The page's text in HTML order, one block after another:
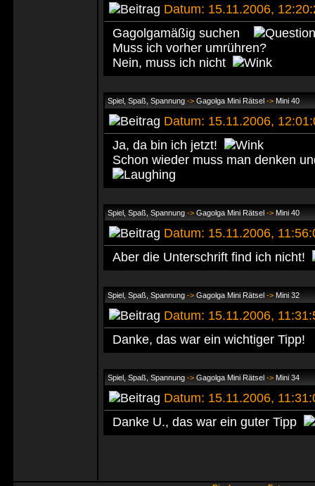
Datum: 15.11.2006,
Gagolgamäßig suchen
Muss ich vorher umrühren?
Nein, muss ich nicht
Spiel, Spaß, Spannung -> Gagolga Mini Rätsel -> Mini 40
Datum: 15.11.2006,
Ja, da bin ich jetzt!
Schon wieder muss man denken
Spiel, Spaß, Spannung -> Gagolga Mini Rätsel -> Mini 40
Datum: 15.11.2006,
Aber die Unterschrift find ich nicht!
Spiel, Spaß, Spannung -> Gagolga Mini Rätsel -> Mini 32
Datum: 15.11.2006,
Danke, das war ein wichtiger Tipp!
Spiel, Spaß, Spannung -> Gagolga Mini Rätsel -> Mini 34
Datum: 15.11.2006,
Danke U., das war ein guter Tipp